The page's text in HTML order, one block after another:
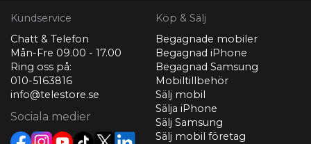
Kundservice
Chatt & Telefon
Mån-Fre 09.00 - 17.00
Ring oss på:
010-5163816
info@telestore.se
Sociala medier
Köp & Sälj
Begagnade mobiler
Begagnad iPhone
Begagnad Samsung
Mobiltillbehör
Sälj mobil
Sälja iPhone
Sälj Samsung
Sälj mobil företag